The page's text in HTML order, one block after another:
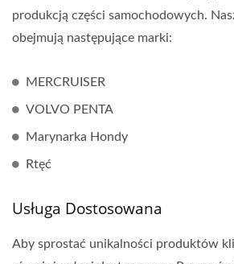
produkcją części samochodowych.
obejmują następujące marki:
MERCRUISER
VOLVO PENTA
Marynarka Hondy
Rtęć
Usługa Dostosowana
Aby sprostać unikalności produktów